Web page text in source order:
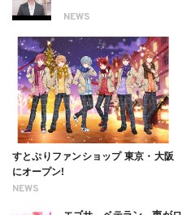
NEWS
NEWS
すとぷりファンショップ 東京・大阪
にオープン!